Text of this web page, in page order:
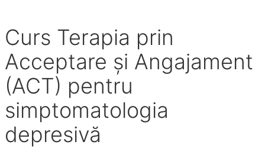
Curs Terapia prin
Acceptare și Angajament
(ACT) pentru
simptomatologia
depresivă